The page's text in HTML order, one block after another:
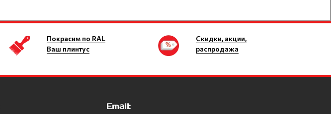
Покрасим по RAL
Ваш плинтус
Скидки, акции,
распродажа
Email: